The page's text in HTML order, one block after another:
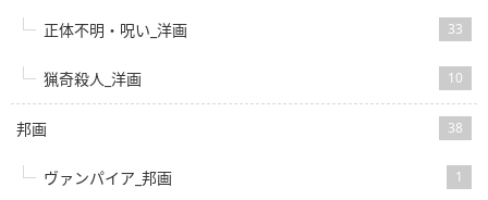
正体不明・呪い_洋画 33
猟奇殺人_洋画 10
邦画 38
ヴァンパイア_邦画 1